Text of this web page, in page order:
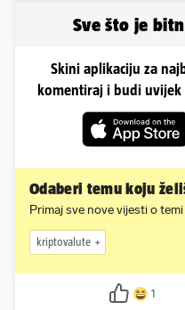
Sve što je
Skini aplikaciju za
komentiraj i budi
Odaberi temu koju
Primaj sve nove vijesti o
kriptovalute
1